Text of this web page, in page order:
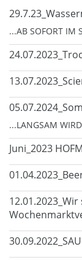
...AB SOFORT IM
...LANGSAM
Juni_2023